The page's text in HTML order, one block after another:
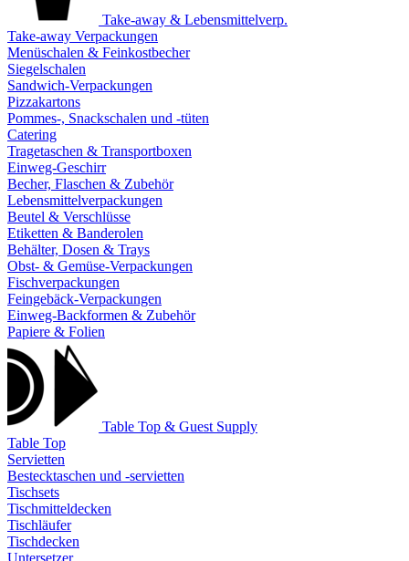
Take-away & Lebensmittelverp.
Take-away Verpackungen
Menüschalen & Feinkostbecher
Siegelschalen
Sandwich-Verpackungen
Pizzakartons
Pommes-, Snackschalen und -tüten
Catering
Tragetaschen & Transportboxen
Einweg-Geschirr
Becher, Flaschen & Zubehör
Lebensmittelverpackungen
Beutel & Verschlüsse
Etiketten & Banderolen
Behälter, Dosen & Trays
Obst- & Gemüse-Verpackungen
Fischverpackungen
Feingebäck-Verpackungen
Einweg-Backformen & Zubehör
Papiere & Folien
Table Top & Guest Supply
Table Top
Servietten
Bestecktaschen und -servietten
Tischsets
Tischmitteldecken
Tischläufer
Tischdecken